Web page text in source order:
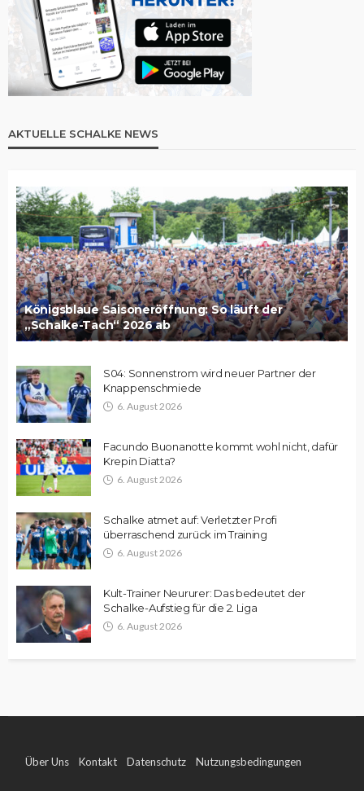
AKTUELLE SCHALKE NEWS
Königsblaue Saisoneröffnung: So läuft der
„Schalke-Tach“ 2026 ab
S04: Sonnenstrom wird neuer Partner der
Knappenschmiede
6. August 2026
Facundo Buonanotte kommt wohl nicht, dafür
Krepin Diatta?
6. August 2026
Schalke atmet auf: Verletzter Profi
überraschend zurück im Training
6. August 2026
Kult-Trainer Neururer: Das bedeutet der
Schalke-Aufstieg für die 2. Liga
6. August 2026
Über Uns Kontakt Datenschutz Nutzungsbedingungen